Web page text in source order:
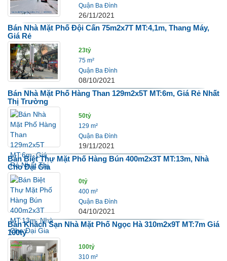
Quận Ba Đình
26/11/2021
Bán Nhà Mặt Phố Đội Cấn 75m2x7T MT:4,1m, Thang Máy,
Giá Rẻ
23tỷ
75 m²
Quận Ba Đình
08/10/2021
Bán Nhà Mặt Phố Hàng Than 129m2x5T MT:6m, Giá Rẻ Nhất
Thị Trường
50tỷ
129 m²
Quận Ba Đình
19/11/2021
Bán Biệt Thự Mặt Phố Hàng Bún 400m2x3T MT:13m, Nhà
Cho Đại Gia
0tỷ
400 m²
Quận Ba Đình
04/10/2021
Bán Khách Sạn Nhà Mặt Phố Ngọc Hà 310m2x9T MT:7m Giá
100tỷ
100tỷ
310 m²